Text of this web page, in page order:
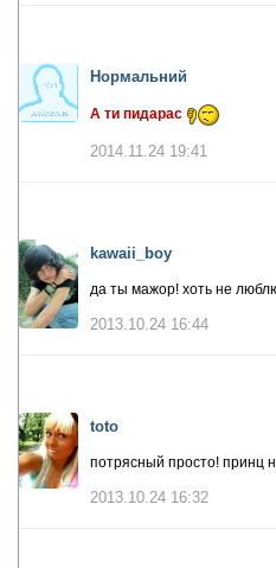
Нopмaльний
А ти пидарас
2014.11.24 19:41
kawaii_boy
да ты мажор! хоть не
2013.10.24 16:44
toto
потрясный просто! принц
2013.10.24 16:32